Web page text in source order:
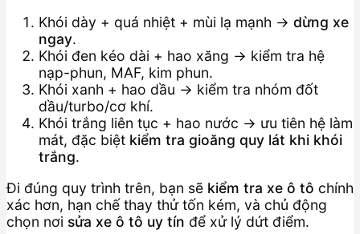
Khói dày + quá nhiệt + mùi lạ mạnh → dừng xe
ngay.
Khói đen kéo dài + hao xăng → kiểm tra hệ
nạp-phun, MAF, kim phun.
Khói xanh + hao dầu → kiểm tra nhóm đốt
dầu/turbo/cơ khí.
Khói trắng liên tục + hao nước → ưu tiên hệ làm
mát, đặc biệt kiểm tra gioăng quy lát khi khói
trắng.
Đi đúng quy trình trên, bạn sẽ kiểm tra xe ô tô chính
xác hơn, hạn chế thay thử tốn kém, và chủ động
chọn nơi sửa xe ô tô uy tín để xử lý dứt điểm.